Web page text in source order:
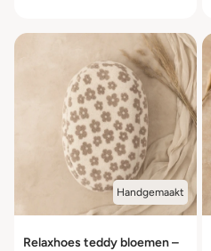
Handgemaakt
Relaxhoes teddy bloemen –